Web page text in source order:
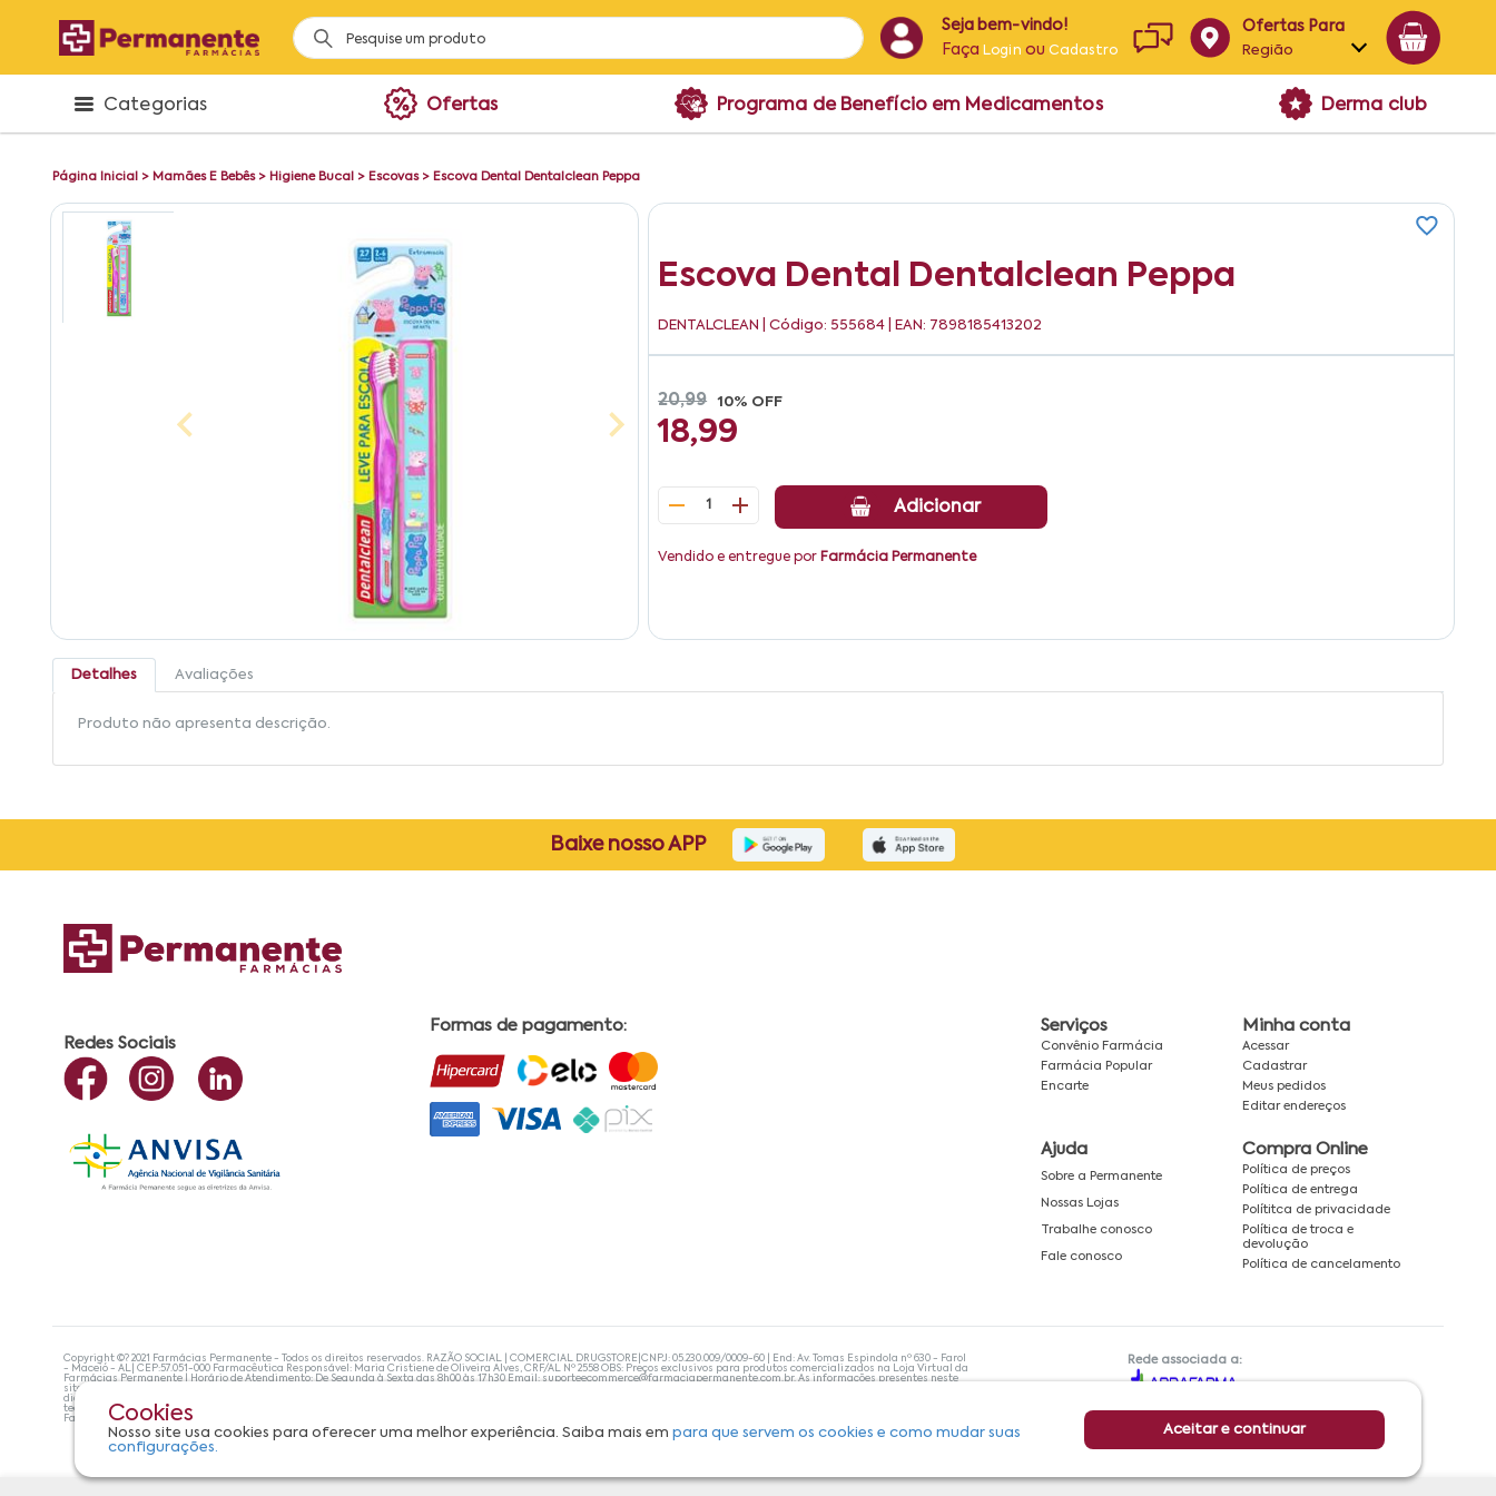
Seja bem-vindo!
Faça Login ouCadastro
Ofertas Para
Região
Alagoas
Categorias Ofertas Programa de Benefício em Medicamentos Derma club
Página Inicial > Mamães E Bebês> Higiene Bucal > Escovas> Escova Dental Dentalclean Peppa
Escova Dental Dentalclean Peppa
DENTALCLEAN | Código: 555684 | EAN: 7898185413202
20,99 10% OFF
18,99
1 Adicionar
Vendido e entregue por Farmácia Permanente
Detalhes Avaliações
Produto não apresenta descrição.
Cookies
Nosso site usa cookies para oferecer uma melhor experiência. Saiba mais empara que servem os cookies e como mudar suas
configurações.
Aceitar e continuar
Baixe nosso APP
Redes Sociais
Formas de pagamento: Serviços
Convênio Farmácia
Farmácia Popular
Encarte
Minha conta
Acessar
Cadastrar
Meus pedidos
Editar endereços
Ajuda
Sobre a Permanente
Nossas Lojas
Trabalhe conosco
Fale conosco
Compra Online
Política de preços
Política de entrega
Polítitca de privacidade
Política de troca e
devolução
Política de cancelamento
Copyright ©? 2021 Farmácias Permanente - Todos os direitos reservados. RAZÃO SOCIAL | COMERCIAL DRUGSTORE|CNPJ: 05.230.009/0009-60 | End: Av. Tomas Espindola nº 630 - Farol
- Maceió - AL| CEP:57.051-000 Farmacêutica Responsável: Maria Cristiene de Oliveira Alves, CRF/AL Nº 2558 OBS: Preços exclusivos para produtos comercializados na Loja Virtual da
Farmácias Permanente | Horário de Atendimento: De Segunda à Sexta das 8h00 às 17h30 Email: suporteecommerce@farmaciapermanente.com.br. As informações presentes neste
site não devem ser utilizadas para automedicação e, de forma alguma, substituem as orientações de um profissional da área médica. Apenas o médico está capacitado para
diagnosticar problemas de saúde e prescrever o tratamento adequado. Se os sintomas persistirem, um médico deve ser consultado. A Farmácia Permanente trabalha com as
tecnologias mais avançadas de proteção de dados, para que você possa realizar suas compras com tranquilidade. A privacidade e a segurança dos clientes são compromissos da
Farmácias Permanente. Todos os pedidos efetuados estão sujeitos à confirmação da disponibilidade de produto em nosso estoque.
Rede associada a: